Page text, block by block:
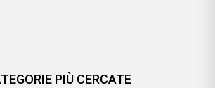
PIÙ CERCATE